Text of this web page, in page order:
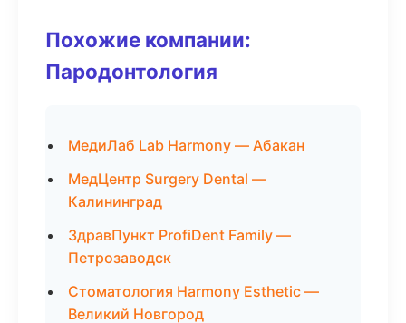
Похожие компании:
Пародонтология
МедиЛаб Lab Harmony — Абакан
МедЦентр Surgery Dental —
Калининград
ЗдравПункт ProfiDent Family —
Петрозаводск
Стоматология Harmony Esthetic —
Великий Новгород